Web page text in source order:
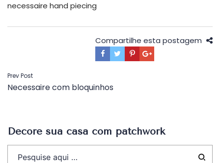
necessaire hand piecing
Compartilhe esta postagem
Navegação
de
Prev Post
Necessaire com bloquinhos
Decore sua casa com patchwork